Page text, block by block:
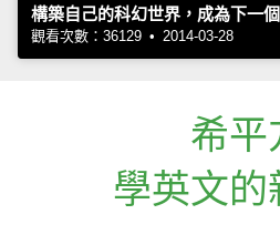
構築自己的科幻世界，成為下一
觀看次數：36129 • 2014-03-28
希平
學英文的